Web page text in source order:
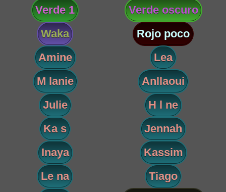
Verde 1
Verde oscuro
Waka
Rojo poco
Amine
Lea
M lanie
Anllaoui
Julie
H l ne
Ka s
Jennah
Inaya
Kassim
Le na
Tiago